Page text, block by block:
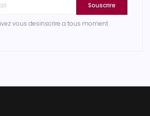
Souscrire
vous desinscrire a tous moment